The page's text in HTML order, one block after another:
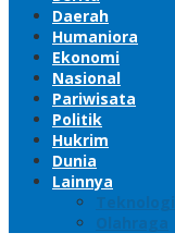
Daerah
Humaniora
Ekonomi
Nasional
Pariwisata
Politik
Hukrim
Dunia
Lainnya
Teknologi
Olahraga